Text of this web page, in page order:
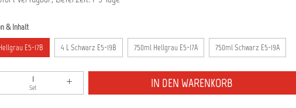
& Inhaltauswählen
E5-17B 4 L Schwarz E5-19B 750ml Hellgrau E5-17A 750ml Schwarz E5-19A
Anzahl: Gib den gewünschten Wert ein oder benutze
Set IN DEN WARENKORB